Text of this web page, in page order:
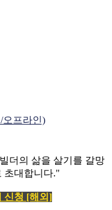
오프라인)
더의 삶을 살기를 갈망
초대합니다."
신청 [해외]